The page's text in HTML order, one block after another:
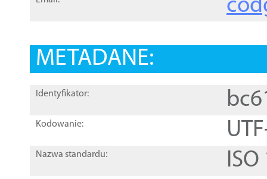
METADANE:
Identyfikator:
Kodowanie:
Nazwa standardu: